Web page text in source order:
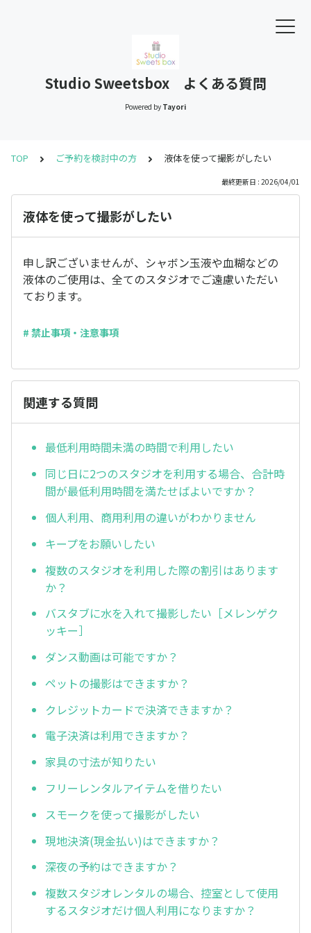
Studio Sweetsbox よくある質問
Powered by Tayori
TOP ご予約を検討中の方 液体を使って撮影がしたい
最終更新日 : 2026/04/01
液体を使って撮影がしたい
申し訳ございませんが、シャボン玉液や血糊などの
液体のご使用は、全てのスタジオでご遠慮いただい
ております。
# 禁止事項・注意事項
関連する質問
最低利用時間未満の時間で利用したい
同じ日に2つのスタジオを利用する場合、合計時
間が最低利用時間を満たせばよいですか？
個人利用、商用利用の違いがわかりません
キープをお願いしたい
複数のスタジオを利用した際の割引はあります
か？
バスタブに水を入れて撮影したい［メレンゲク
ッキー］
ダンス動画は可能ですか？
ペットの撮影はできますか？
クレジットカードで決済できますか？
電子決済は利用できますか？
家具の寸法が知りたい
フリーレンタルアイテムを借りたい
スモークを使って撮影がしたい
現地決済(現金払い)はできますか？
深夜の予約はできますか？
複数スタジオレンタルの場合、控室として使用
するスタジオだけ個人利用になりますか？